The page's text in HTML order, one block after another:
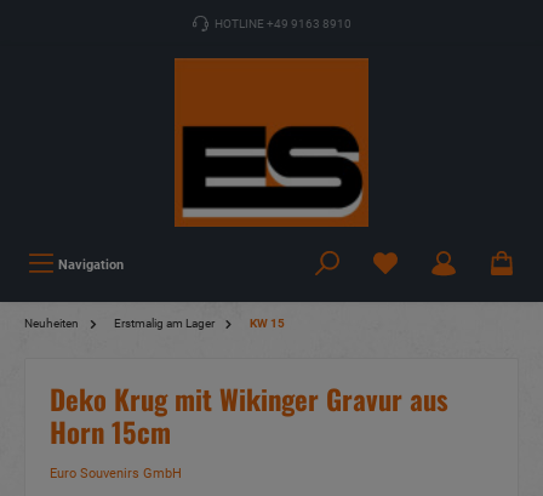
HOTLINE +49 9163 8910
Navigation
Neuheiten Erstmalig am Lager KW 15
Deko Krug mit Wikinger Gravur aus
Horn 15cm
Euro Souvenirs GmbH